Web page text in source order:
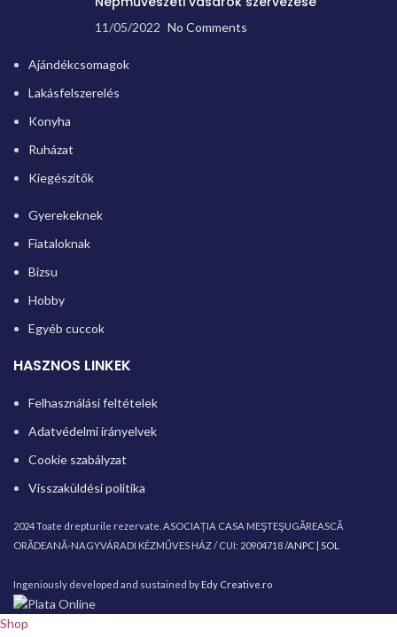
11/05/2022 No Comments
Ajándékcsomagok
Lakásfelszerelés
Konyha
Ruházat
Kiegészítők
Gyerekeknek
Fiataloknak
Bizsu
Hobby
Egyéb cuccok
HASZNOS LINKEK
Felhasználási feltételek
Adatvédelmi irányelvek
Cookie szabályzat
Visszaküldési politika
2024 Toate drepturile rezervate. ASOCIAȚIA CASA MEŞTEŞUGĂREASCĂ
ORĂDEANĂ-NAGYVÁRADI KÉZMŰVES HÁZ / CUI: 20904718 /ANPC | SOL
Ingeniously developed and sustained by Edy Creative.ro
Shop